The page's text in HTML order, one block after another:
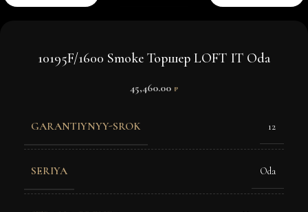
10195F/1600 Smoke Торшер LOFT IT Oda
45,460.00 ₽
GARANTIYNYY-SROK 12
SERIYA Oda